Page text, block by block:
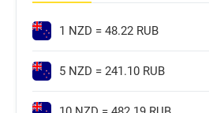
1 NZD = 48.22 RUB
5 NZD = 241.10 RUB